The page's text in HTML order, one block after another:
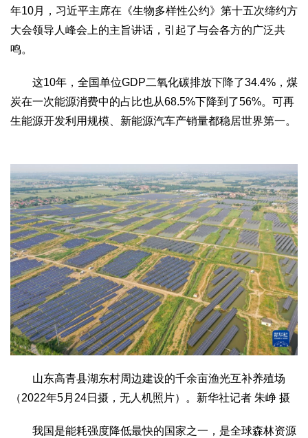
年10月，习近平主席在《生物多样性公约》第十五次缔约方
大会领导人峰会上的主旨讲话，引起了与会各方的广泛共
鸣。
这10年，全国单位GDP二氧化碳排放下降了34.4%，煤
炭在一次能源消费中的占比也从68.5%下降到了56%。可再
生能源开发利用规模、新能源汽车产销量都稳居世界第一。
山东高青县湖东村周边建设的千余亩渔光互补养殖场
（2022年5月24日摄，无人机照片）。新华社记者 朱峥 摄
我国是能耗强度降低最快的国家之一，是全球森林资源